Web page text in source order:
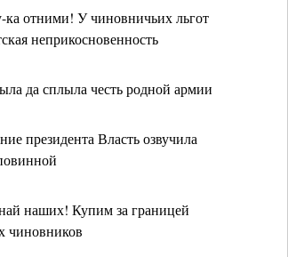
отними! У чиновничьих льгот
неприкосновенность
да сплыла честь родной армии
президента Власть озвучила
наших! Купим за границей
чиновников